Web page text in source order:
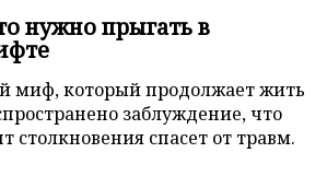
нужно прыгать в
миф, который продолжает жить
заблуждение, что
спасет от травм.